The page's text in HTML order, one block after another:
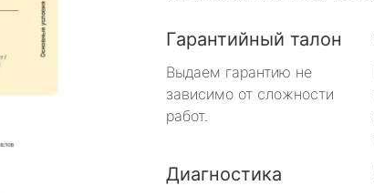
Гарантийный талон
Выдаем гарантию не
зависимо от сложности
работ.
Диагностика